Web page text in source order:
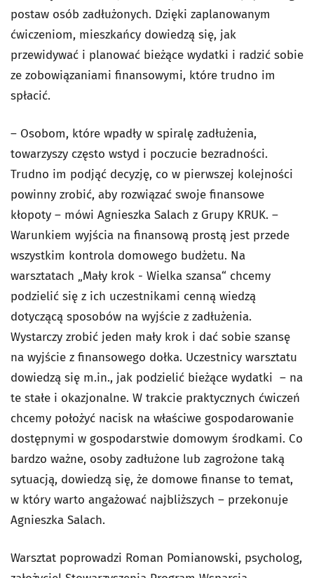
postaw osób zadłużonych. Dzięki zaplanowanym
ćwiczeniom, mieszkańcy dowiedzą się, jak
przewidywać i planować bieżące wydatki i radzić sobie
ze zobowiązaniami finansowymi, które trudno im
spłacić.
– Osobom, które wpadły w spiralę zadłużenia,
towarzyszy często wstyd i poczucie bezradności.
Trudno im podjąć decyzję, co w pierwszej kolejności
powinny zrobić, aby rozwiązać swoje finansowe
kłopoty – mówi Agnieszka Salach z Grupy KRUK. –
Warunkiem wyjścia na finansową prostą jest przede
wszystkim kontrola domowego budżetu. Na
warsztatach „Mały krok - Wielka szansa“ chcemy
podzielić się z ich uczestnikami cenną wiedzą
dotyczącą sposobów na wyjście z zadłużenia.
Wystarczy zrobić jeden mały krok i dać sobie szansę
na wyjście z finansowego dołka. Uczestnicy warsztatu
dowiedzą się m.in., jak podzielić bieżące wydatki – na
te stałe i okazjonalne. W trakcie praktycznych ćwiczeń
chcemy położyć nacisk na właściwe gospodarowanie
dostępnymi w gospodarstwie domowym środkami. Co
bardzo ważne, osoby zadłużone lub zagrożone taką
sytuacją, dowiedzą się, że domowe finanse to temat,
w który warto angażować najbliższych – przekonuje
Agnieszka Salach.
Warsztat poprowadzi Roman Pomianowski, psycholog,